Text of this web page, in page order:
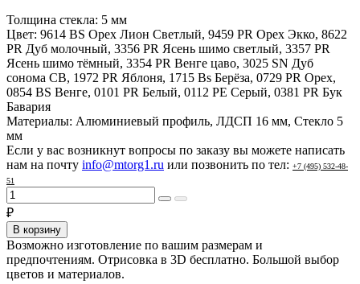
Толщина стекла: 5 мм
Цвет: 9614 BS Орех Лион Светлый, 9459 PR Орех Экко, 8622
PR Дуб молочный, 3356 PR Ясень шимо светлый, 3357 PR
Ясень шимо тёмный, 3354 PR Венге цаво, 3025 SN Дуб
сонома СВ, 1972 PR Яблоня, 1715 Bs Берёза, 0729 PR Орех,
0854 BS Венге, 0101 PR Белый, 0112 PE Серый, 0381 PR Бук
Бавария
Материалы: Алюминиевый профиль, ЛДСП 16 мм, Стекло 5
мм
Если у вас возникнут вопросы по заказу вы можете написать
нам на почту info@mtorg1.ru или позвонить по тел: +7 (495) 532-48-
51
₽
В корзину
Возможно изготовление по вашим размерам и
предпочтениям. Отрисовка в 3D бесплатно. Большой выбор
цветов и материалов.